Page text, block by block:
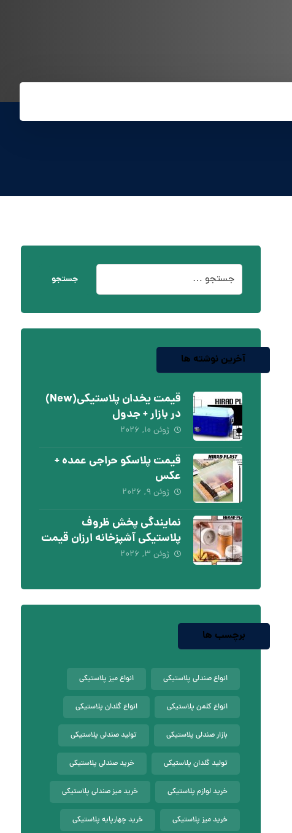
جستجو
آخرین نوشته ها
قیمت یخدان پلاستیکی(New)
در بازار + جدول
ژوئن ۱۰, ۲۰۲۶
قیمت پلاسکو حراجی عمده +
عکس
ژوئن ۹, ۲۰۲۶
نمایندگی پخش ظروف
پلاستیکی آشپزخانه ارزان قیمت
ژوئن ۳, ۲۰۲۶
برچسب ها
انواع صندلی پلاستیکی انواع میز پلاستیکی
انواع کلمن پلاستیکی انواع گلدان پلاستیکی
بازار صندلی پلاستیکی تولید صندلی پلاستیکی
تولید گلدان پلاستیکی خرید صندلی پلاستیکی
خرید لوازم پلاستیکی خرید میز صندلی پلاستیکی
خرید میز پلاستیکی خرید چهارپایه پلاستیکی